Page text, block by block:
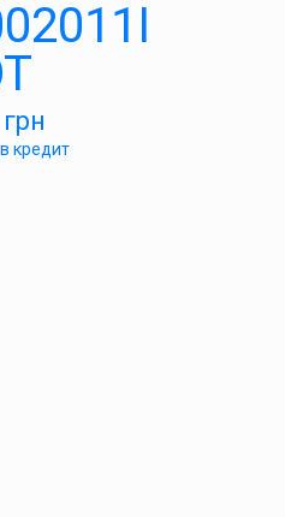
грн
кредит